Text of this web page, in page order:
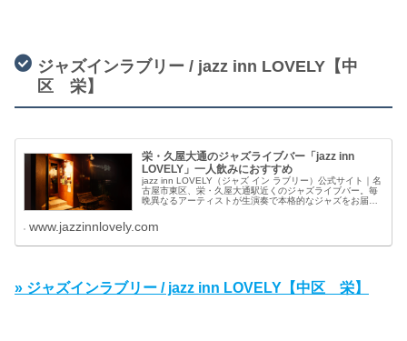
ジャズインラブリー / jazz inn LOVELY【中
区 栄】
栄・久屋大通のジャズライブバー「jazz inn
LOVELY」一人飲みにおすすめ
jazz inn LOVELY（ジャズ イン ラブリー）公式サイト｜名
古屋市東区、栄・久屋大通駅近くのジャズライブバー。毎
晩異なるアーティストが生演奏で本格的なジャズをお届
www.jazzinnlovely.com
» ジャズインラブリー / jazz inn LOVELY【中区 栄】